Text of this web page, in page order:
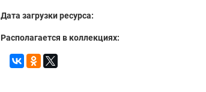
Дата загрузки ресурса:
Располагается в коллекциях: